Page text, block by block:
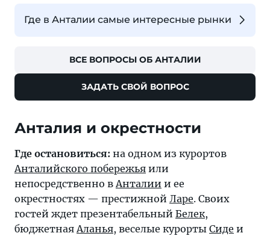
Где в Анталии самые интересные рынки
ВСЕ ВОПРОСЫ ОБ АНТАЛИИ
ЗАДАТЬ СВОЙ ВОПРОС
Анталия и окрестности
Где остановиться: на одном из курортов
Анталийского побережья или
непосредственно в Анталии и ее
окрестностях — престижной Ларе. Своих
гостей ждет презентабельный Белек,
бюджетная Аланья, веселые курорты Сиде и